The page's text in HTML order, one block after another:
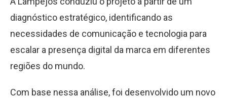
diagnóstico estratégico, identificando as
necessidades de comunicação e tecnologia para
escalar a presença digital da marca em diferentes
regiões do mundo.
Com base nessa análise, foi desenvolvido um novo